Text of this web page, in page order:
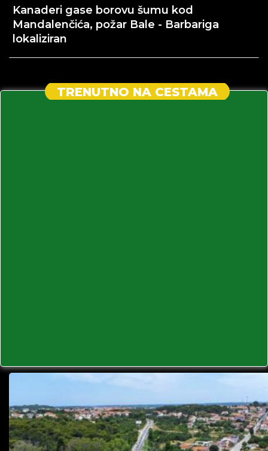
Kanaderi gase borovu šumu kod
Mandalenčića, požar Bale - Barbariga
lokaliziran
TRENUTNO NA CESTAMA